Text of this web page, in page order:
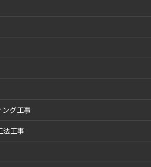
グ工事
法工事